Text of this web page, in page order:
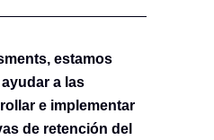
estamos
a las
e implementar
de retención del